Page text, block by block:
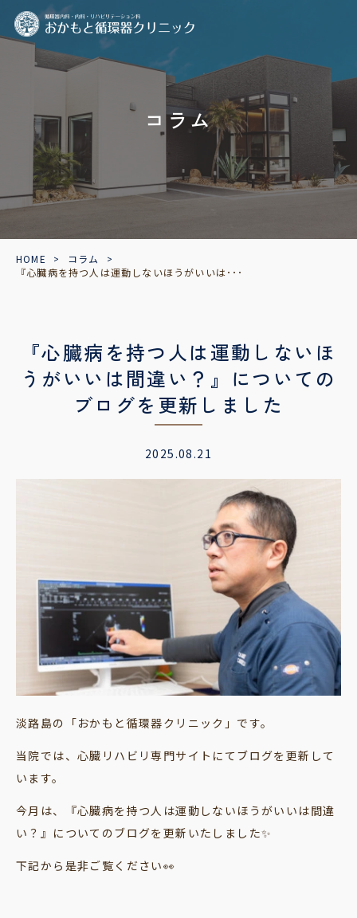
コラム
HOME > コラム
>
『心臓病を持つ人は運動しないほうがいいは･･･
『心臓病を持つ人は運動しないほ
うがいいは間違い？』についての
ブログを更新しました
2025.08.21
淡路島の「おかもと循環器クリニック」です。
当院では、心臓リハビリ専門サイトにてブログを更新して
います。
今月は、『心臓病を持つ人は運動しないほうがいいは間違
い？』についてのブログを更新いたしました✨
下記から是非ご覧ください👀